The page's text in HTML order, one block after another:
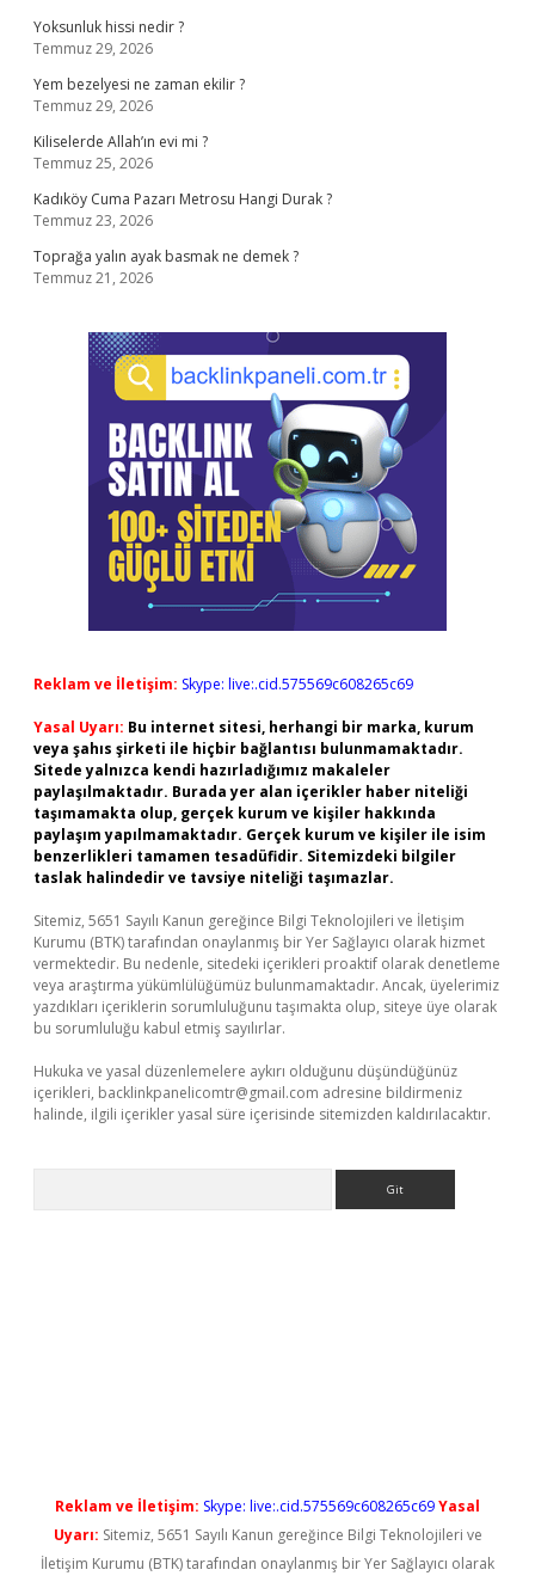
Yoksunluk hissi nedir ?
Temmuz 29, 2026
Yem bezelyesi ne zaman ekilir ?
Temmuz 29, 2026
Kiliselerde Allah’ın evi mi ?
Temmuz 25, 2026
Kadıköy Cuma Pazarı Metrosu Hangi Durak ?
Temmuz 23, 2026
Toprağa yalın ayak basmak ne demek ?
Temmuz 21, 2026
Reklam ve İletişim: Skype: live:.cid.575569c608265c69
Yasal Uyarı: Bu internet sitesi, herhangi bir marka, kurum
veya şahıs şirketi ile hiçbir bağlantısı bulunmamaktadır.
Sitede yalnızca kendi hazırladığımız makaleler
paylaşılmaktadır. Burada yer alan içerikler haber niteliği
taşımamakta olup, gerçek kurum ve kişiler hakkında
paylaşım yapılmamaktadır. Gerçek kurum ve kişiler ile isim
benzerlikleri tamamen tesadüfidir. Sitemizdeki bilgiler
taslak halindedir ve tavsiye niteliği taşımazlar.
Sitemiz, 5651 Sayılı Kanun gereğince Bilgi Teknolojileri ve İletişim
Kurumu (BTK) tarafından onaylanmış bir Yer Sağlayıcı olarak hizmet
vermektedir. Bu nedenle, sitedeki içerikleri proaktif olarak denetleme
veya araştırma yükümlülüğümüz bulunmamaktadır. Ancak, üyelerimiz
yazdıkları içeriklerin sorumluluğunu taşımakta olup, siteye üye olarak
bu sorumluluğu kabul etmiş sayılırlar.
Hukuka ve yasal düzenlemelere aykırı olduğunu düşündüğünüz
içerikleri, backlinkpanelicomtr@gmail.com adresine bildirmeniz
halinde, ilgili içerikler yasal süre içerisinde sitemizden kaldırılacaktır.
Reklam ve İletişim: Skype: live:.cid.575569c608265c69Yasal
Uyarı: Sitemiz, 5651 Sayılı Kanun gereğince Bilgi Teknolojileri ve
İletişim Kurumu (BTK) tarafından onaylanmış bir Yer Sağlayıcı olarak